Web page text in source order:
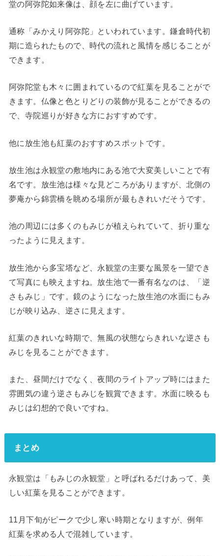
堂の阿弥陀如来像は、顔を左に曲げています。
通称「みかえり阿弥陀」といわれています。鎌倉時代初
期に造られたもので、時代の流れと風情を感じることが
できます。
阿弥陀堂も木々に囲まれているので紅葉を見ることがで
きます。仏像と色とりどりの装飾が見ることができるの
で、寺院巡りが好きな方におすすめです。
他に放生池も紅葉のおすすめスポットです。
放生池は永観堂の敷地内にある池で大変美しいことで有
名です。放生池は様々な見どころがありますが、北側の
夢庵から錦雲橋を眺める場所が最もきれいだそうです。
池の周辺には多くのもみじが植えられていて、折り重な
ったように見えます。
放生池から多宝塔など、永観堂の主要な風景を一望でき
て写真にも映えますね。放生池で一番有名なのは、「逆
さもみじ」です。鏡のようになった放生池の水面にもみ
じが映り込み、逆さに見えます。
紅葉のきれいな時期で、無風の状態ならきれいな逆さも
みじを見ることができます。
また、昼間だけでなく、夜間のライトアップ時にはまた
雰囲気の違う逆さもみじを観賞できます。水面に映るも
みじは幻想的で良いですね。
まとめ
永観堂は「もみじの永観堂」と呼ばれるだけあって、美
しい紅葉を見ることができます。
11月下旬がピークで少し寒い時期となりますが、例年
紅葉を求める人で混雑しています。